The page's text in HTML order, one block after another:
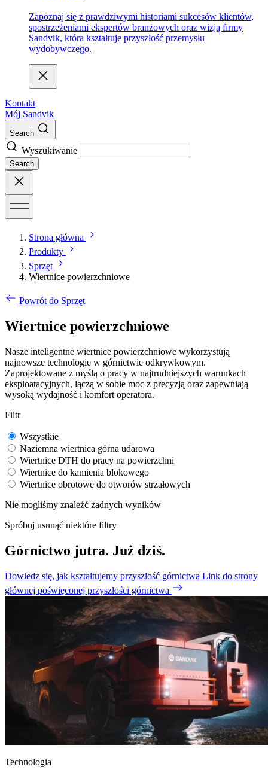
Zapoznaj się z prawdziwymi historiami sukcesów klientów,
spostrzeżeniami ekspertów branżowych oraz wizją firmy
Sandvik, która kształtuje przyszłość przemysłu
wydobywczego.
Kontakt
Mój Sandvik
Search
Wyszukiwanie
Search
Strona główna
Produkty
Sprzęt
Wiertnice powierzchniowe
Powrót do Sprzęt
Wiertnice powierzchniowe
Nasze inteligentne wiertnice powierzchniowe wykorzystują
najnowsze technologie w górnictwie odkrywkowym.
Zaprojektowane z myślą o pracy w najtrudniejszych warunkach
eksploatacyjnych, łączą w sobie moc z precyzją oraz zapewniają
wysoką wydajność i komfort operatora.
Filtr
Wszystkie
Naziemna wiertnica górna udarowa
Wiertnice DTH do pracy na powierzchni
Wiertnice do kamienia blokowego
Wiertnice obrotowe do otworów strzałowych
Nie mogliśmy znaleźć żadnych wyników
Spróbuj usunąć niektóre filtry
Górnictwo jutra. Już dziś.
Dowiedz się, jak kształtujemy przyszłość górnictwa Link do strony
głównej poświęconej przyszłości górnictwa
Technologia